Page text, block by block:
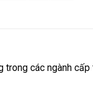
các ngành